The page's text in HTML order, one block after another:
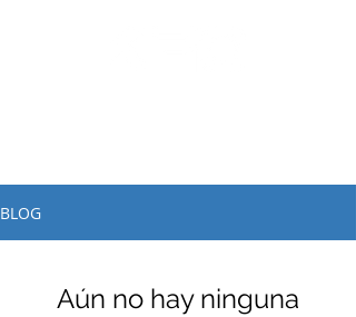
BLOG
Aún no hay ninguna